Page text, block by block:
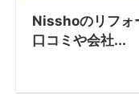
Nisshoのリフォ
口コミや会社...